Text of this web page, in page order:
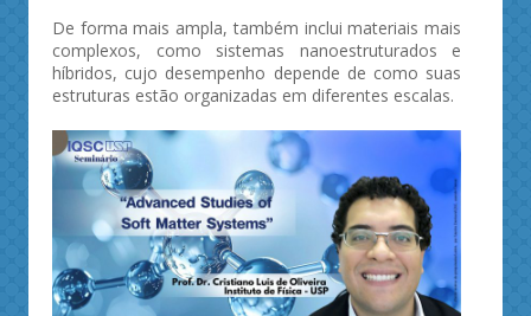
De forma mais ampla, também inclui materiais mais
complexos, como sistemas nanoestruturados e
híbridos, cujo desempenho depende de como suas
estruturas estão organizadas em diferentes escalas.